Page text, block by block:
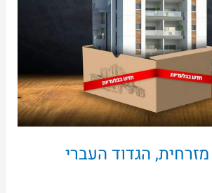
הגדוד העברי